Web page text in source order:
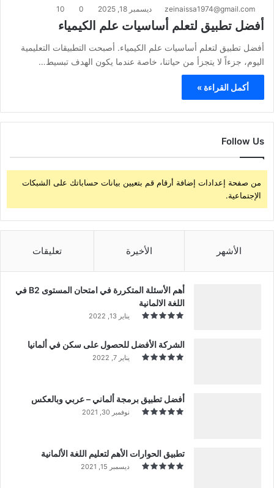
zeinaissa1974@gmail.com ديسمبر 18, 2025 0
10
أفضل تطبيق لتعلم أساسيات علم الكيمياء
أفضل تطبيق لتعلم أساسيات علم الكيمياء. أصبحت التطبيقات التعليمية
اليوم، جزءاً لا يتجزأ من حياتنا، خاصة عندما يكون الهدف تبسيط…
أكمل القراءة »
Follow Us
من صفحة إعدادات إضافة أرقام قم بتعيين بيانات حساباتك على الشبكات
الإجتماعية.
الأشهر الأخيرة تعليقات
أهم الأسئلة المتكررة في امتحان المستوى B2 في
اللغة الالمانية
يناير 13, 2022
الشركة الأفضل للحصول على سكن في ألمانيا
يناير 7, 2022
أفضل تطبيق برمجة ألماني – عربي وبالعكس
نوفمبر 30, 2021
تطبيق الحوارات الأهم لتعليم اللغة الألمانية
ديسمبر 15, 2021